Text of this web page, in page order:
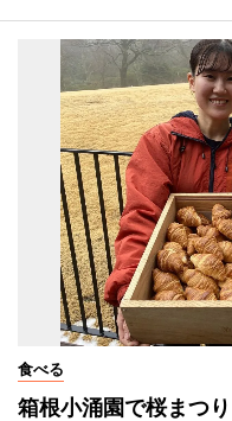
食べる
箱根小涌園で桜まつ